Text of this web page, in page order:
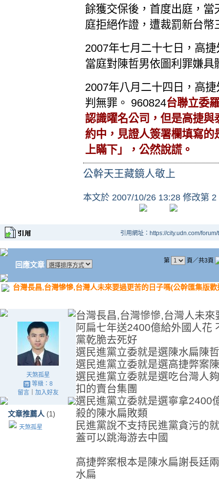
餘獲交保後，首度出庭，
庭拒絕作證，遭裁罰新台幣
2007年七月二十七日，高
當庭對陳哲男依圖利罪嫌具
2007年八月二十四日，高
判無罪。 960824台聯立委
認識曜名公司，但是高捷
約中，見證人簽署欄填寫
上瞞下」，公然說謊。
公幹天王藏鏡人敬上
本文於 2007/10/26 13:28 修改第 2
引用網址：https://city.udn.com/
回應文章 第 頁／共3頁
台灣長昌,台灣慘慘,台灣人未來要過更苦的日子嗎(公幹匯集版歡
天煞孤星
等級：8
留言｜ 加入好友
文章推薦人 (1)
天煞孤星
台灣長昌,台灣慘慘,台灣人未
阿扁七年送2400億給外國人花
黨乾脆去死好
選民進黨立委就是選陳水扁陳
選民進黨立委就是選高捷弊案
選民進黨立委就是選吃台灣人
扣的賣台集團
選民進黨立委就是選寧拿2400
殺的陳水扁敗類
民進黨說不支持民進黨貪污的
蓋可以跳海游去中國
高捷弊案根本是陳水扁謝長廷
水扁